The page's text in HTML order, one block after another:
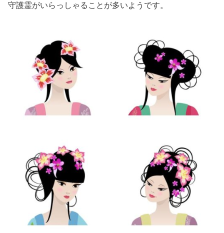
守護霊がいらっしゃることが多いようです。